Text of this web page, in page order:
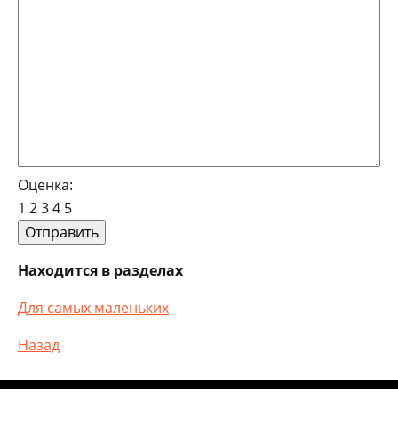
Оценка:
1 234 5
Находится в разделах
Для самых маленьких
Назад